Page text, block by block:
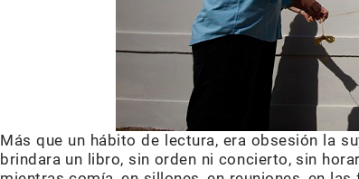
Más que un hábito de lectura, era obsesión la
brindara un libro, sin orden ni concierto, sin